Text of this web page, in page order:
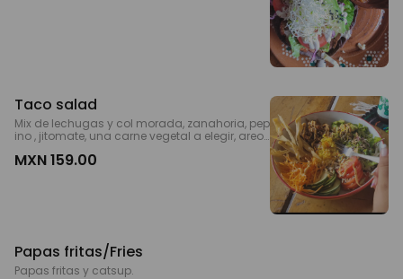
Taco salad
Mix de lechugas y col morada, zanahoria, pep
ino , jitomate, una carne vegetal a elegir, areoz
e chipotle o crema a elegir y tiras de tortilla.
MXN 159.00
Papas fritas/Fries
Papas fritas y catsup.